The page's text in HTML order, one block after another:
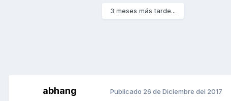
3 meses más tarde...
abhang Publicado 26 de Diciembre del 2017